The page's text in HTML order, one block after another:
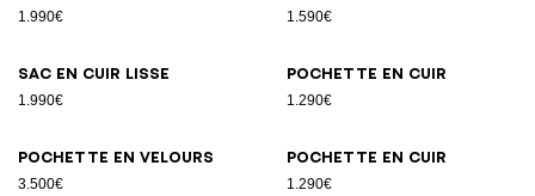
1.990€ 1.590€
Sac en cuir lisse
1.990€
Pochette en cuir
1.290€
Pochette en velours
3.500€
Pochette en cuir
1.290€